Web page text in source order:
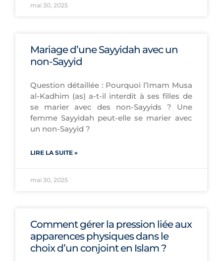
mai 30, 2025
Mariage d’une Sayyidah avec un
non-Sayyid
Question détaillée : Pourquoi l’Imam Musa
al-Kadhim (as) a-t-il interdit à ses filles de
se marier avec des non-Sayyids ? Une
femme Sayyidah peut-elle se marier avec
un non-Sayyid ?
LIRE LA SUITE »
mai 30, 2025
Comment gérer la pression liée aux
apparences physiques dans le
choix d’un conjoint en Islam ?